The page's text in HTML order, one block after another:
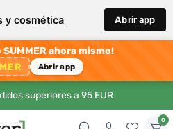
y cosmética Abrir app
SUMMER ahora mismo!
Abrir app
superiores a 95 EUR
0